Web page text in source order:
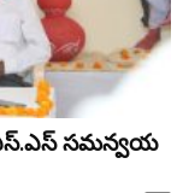
సమన్వయ